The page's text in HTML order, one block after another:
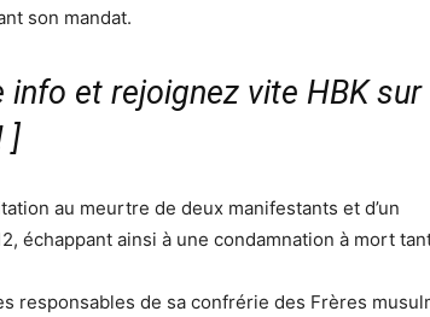
son mandat.
et rejoignez vite HBK sur
]
au meurtre de deux manifestants et d’un
échappant ainsi à une condamnation à mort
responsables de sa confrérie des Frères